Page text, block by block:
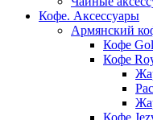
Кофе. Аксессуары
Армянский
Кофе
Кофе
Кофе